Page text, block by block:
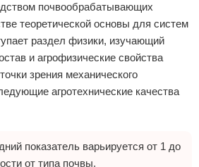
почвообрабатывающих
теоретической основы для систем
раздел физики, изучающий
и агрофизические свойства
зрения механического
агротехнические качества
показатель варьируется от 1 до
от типа почвы.